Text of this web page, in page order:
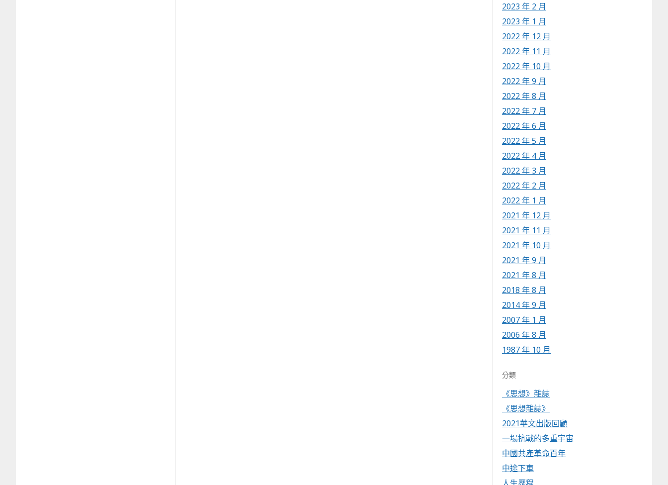
2023 年 2 月
2023 年 1 月
2022 年 12 月
2022 年 11 月
2022 年 10 月
2022 年 9 月
2022 年 8 月
2022 年 7 月
2022 年 6 月
2022 年 5 月
2022 年 4 月
2022 年 3 月
2022 年 2 月
2022 年 1 月
2021 年 12 月
2021 年 11 月
2021 年 10 月
2021 年 9 月
2021 年 8 月
2018 年 8 月
2014 年 9 月
2007 年 1 月
2006 年 8 月
1987 年 10 月
分類
《思想》雜誌
《思想雜誌》
2021華文出版回顧
一場抗戰的多重宇宙
中國共產革命百年
中途下車
人生歷程